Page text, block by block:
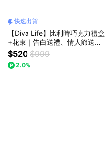
快速出貨
【Diva Life】比利時巧克力禮盒
+花束｜告白送禮、情人節送
禮、快速出貨
$520 $999
2.0%